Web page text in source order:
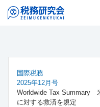
国際税務
2025年12月号
Worldwide Tax Summary
に対する救済を規定